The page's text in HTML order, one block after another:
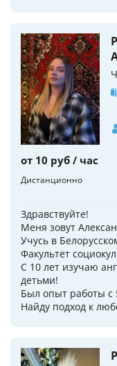
от 10 руб / час
Дистанционно
Здравствуйте!
Меня зовут
Учусь в
Факультет
С 10 лет изучаю
детьми!
Был опыт работы с
Найду подход к